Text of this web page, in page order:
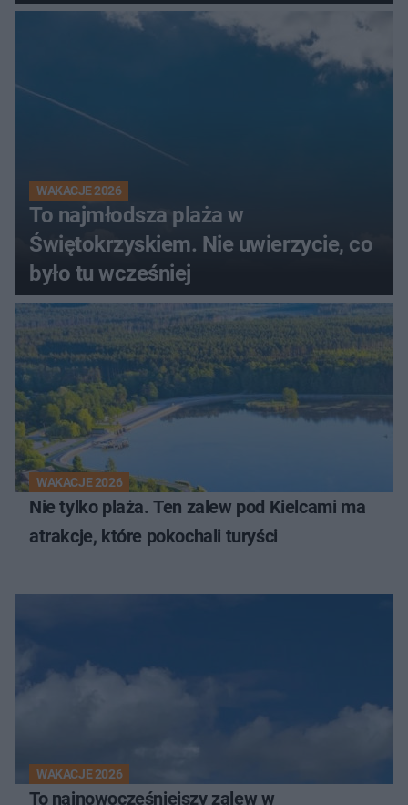
turystów
WAKACJE 2026
To najmłodsza plaża w
Świętokrzyskiem. Nie uwierzycie, co
było tu wcześniej
WAKACJE 2026
Nie tylko plaża. Ten zalew pod Kielcami ma
atrakcje, które pokochali turyści
WAKACJE 2026
To najnowocześniejszy zalew w